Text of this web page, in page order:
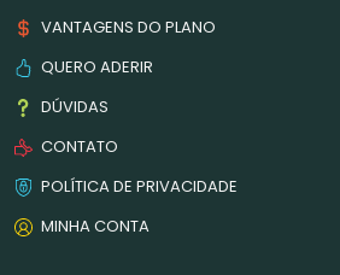
VANTAGENS DO PLANO
QUERO ADERIR
DÚVIDAS
CONTATO
POLÍTICA DE PRIVACIDADE
MINHA CONTA